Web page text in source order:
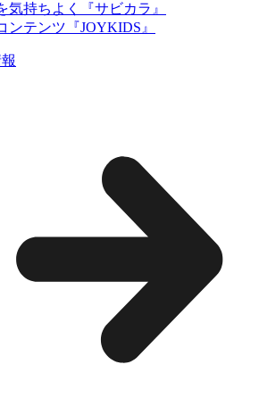
気持ちよく『サビカラ』
ンテンツ『JOYKIDS』